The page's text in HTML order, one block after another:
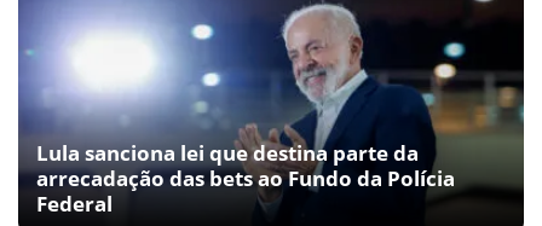
Lula sanciona lei que destina parte da
arrecadação das bets ao Fundo da Polícia
Federal